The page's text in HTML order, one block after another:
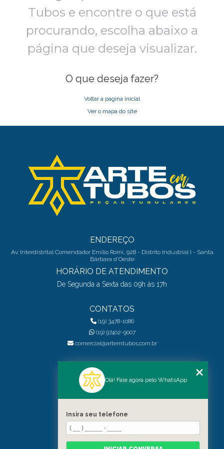
Tubos e encontre o que está
procurando, escolha abaixo a
página que deseja visualizar.
O que deseja fazer?
Voltar a página inicial
Ver o mapa do site
ENDEREÇO
Av. Interdistrital Comendador Emílio Romi, 928 - Distrito Industrial I - Santa
Bárbara d'Oeste
HORÁRIO DE ATENDIMENTO
De Segunda a Sexta das 09h às 17h
CONTATOS
(19) 3478-1086
(19) 97402-9007
comercial@artemtubos.com.br
MAPA DO SITE
BLOG
SOLICITE UM ORÇAMENTO
MAPA DO SITE
Olá! Fale agora pelo WhatsApp
Insira seu telefone